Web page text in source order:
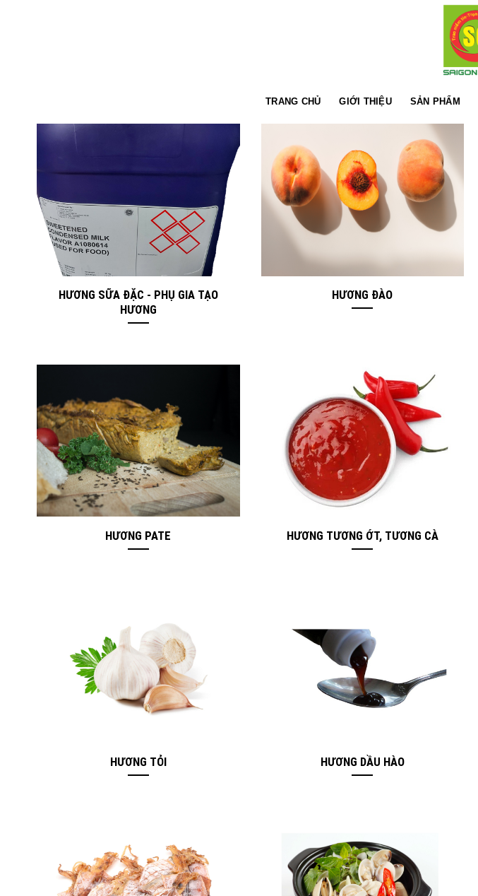
TRANG CHỦ GIỚI THIỆU SẢN PHẨM
HƯƠNG SỮA ĐẶC - PHỤ GIA TẠO
HƯƠNG
HƯƠNG ĐÀO
HƯƠNG PATE HƯƠNG TƯƠNG ỚT, TƯƠNG CÀ
HƯƠNG TỎI HƯƠNG DẦU HÀO